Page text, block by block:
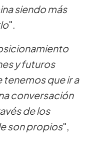
siendo más
".
y futuros
que ir a
conversación
de los
son propios",